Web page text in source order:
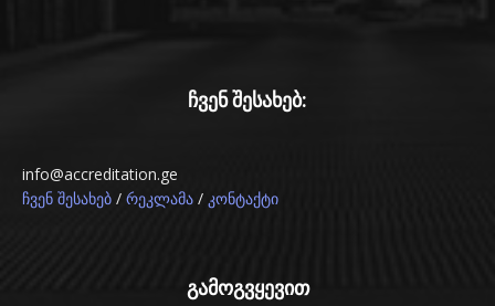
ჩვენ შესახებ:
info@accreditation.ge
ჩვენ შესახებ / რეკლამა / კონტაქტი
გამოგვყევით